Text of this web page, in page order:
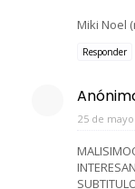
Miki Noel
Responder
25 de mayo